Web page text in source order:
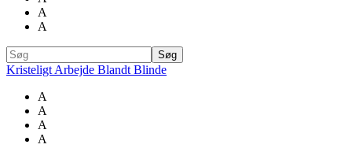
A
A
Kristeligt Arbejde Blandt Blinde
A
A
A
A